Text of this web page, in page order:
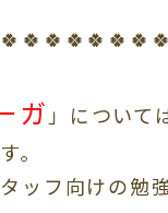
ガ 」について
。
ッフ向けの勉